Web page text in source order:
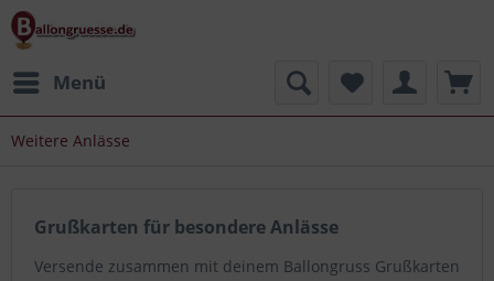
Menü
Weitere Anlässe
Grußkarten für besondere Anlässe
Versende zusammen mit deinem Ballongruss Grußkarten